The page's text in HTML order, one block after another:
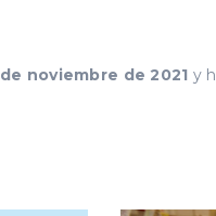
noviembre de 2021 y